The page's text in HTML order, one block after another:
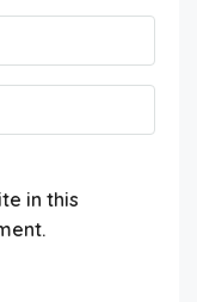
in this